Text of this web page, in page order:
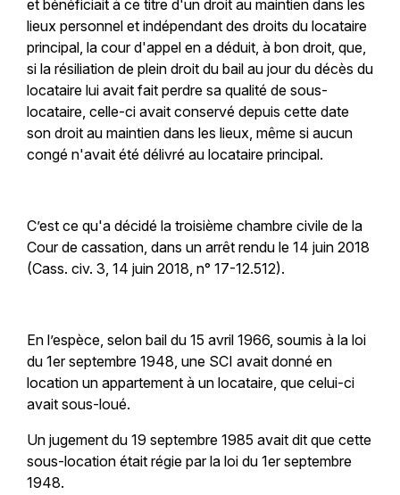
et bénéficiait à ce titre d'un droit au maintien dans les
lieux personnel et indépendant des droits du locataire
principal, la cour d'appel en a déduit, à bon droit, que,
si la résiliation de plein droit du bail au jour du décès du
locataire lui avait fait perdre sa qualité de sous-
locataire, celle-ci avait conservé depuis cette date
son droit au maintien dans les lieux, même si aucun
congé n'avait été délivré au locataire principal.
C’est ce qu'a décidé la troisième chambre civile de la
Cour de cassation, dans un arrêt rendu le 14 juin 2018
(Cass. civ. 3, 14 juin 2018, n° 17-12.512).
En l’espèce, selon bail du 15 avril 1966, soumis à la loi
du 1er septembre 1948, une SCI avait donné en
location un appartement à un locataire, que celui-ci
avait sous-loué.
Un jugement du 19 septembre 1985 avait dit que cette
sous-location était régie par la loi du 1er septembre
1948.